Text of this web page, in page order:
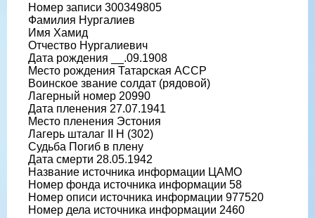
Номер записи 300349805
Фамилия Нургалиев
Имя Хамид
Отчество Нургалиевич
Дата рождения __.09.1908
Место рождения Татарская АССР
Воинское звание солдат (рядовой)
Лагерный номер 20990
Дата пленения 27.07.1941
Место пленения Эстония
Лагерь шталаг II H (302)
Судьба Погиб в плену
Дата смерти 28.05.1942
Название источника информации ЦАМО
Номер фонда источника информации 58
Номер описи источника информации 977520
Номер дела источника информации 2460